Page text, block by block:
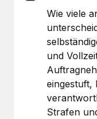
Wie viele
und
eingestuft,
Strafen